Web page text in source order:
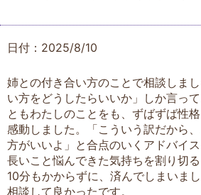
日付：2025/8/10
姉との付き合い方のことで相談しま
い方をどうしたらいいか」しか言っ
ともわたしのことをも、ずばずば性格
感動しました。「こういう訳だから
方がいいよ」と合点のいくアドバイス
長いこと悩んできた気持ちを割り切る
10分もかからずに、済んでしまいまし
相談して良かったです。